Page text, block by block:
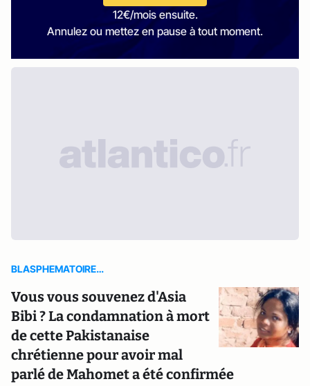
12€/mois ensuite.
Annulez ou mettez en pause à tout moment.
BLASPHEMATOIRE…
Vous vous souvenez d'Asia
Bibi ? La condamnation à mort
de cette Pakistanaise
chrétienne pour avoir mal
parlé de Mahomet a été confirmée